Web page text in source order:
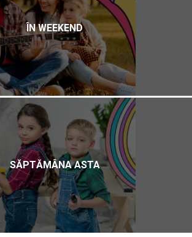
ÎN WEEKEND
SĂPTĂMÂNA ASTA